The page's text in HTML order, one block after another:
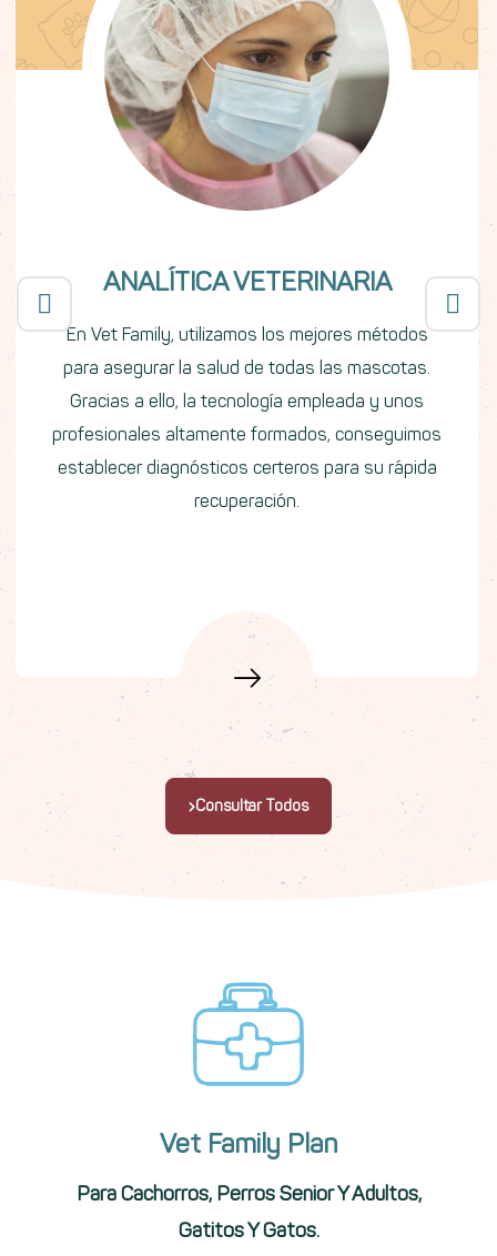
ANALÍTICA VETERINARIA
En Vet Family, utilizamos los mejores métodos
para asegurar la salud de todas las mascotas.
Gracias a ello, la tecnología empleada y unos
profesionales altamente formados, conseguimos
establecer diagnósticos certeros para su rápida
recuperación.
Consultar Todos
Vet Family Plan
Para Cachorros, Perros Senior Y Adultos,
Gatitos Y Gatos.